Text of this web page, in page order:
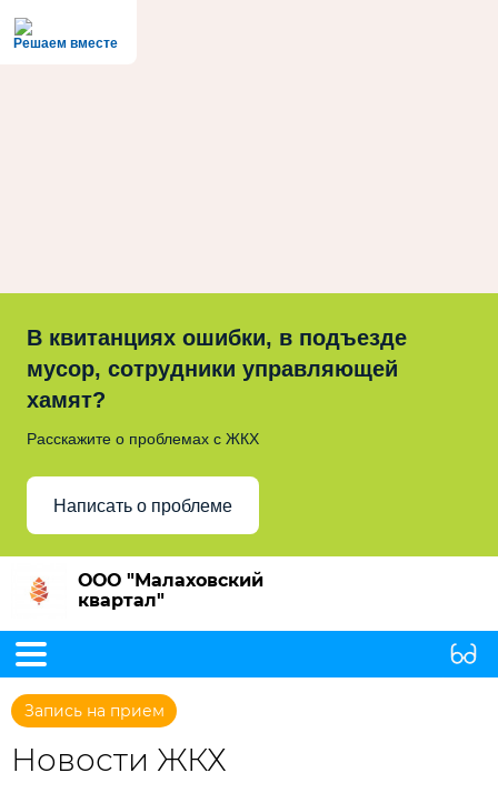
Решаем вместе
В квитанциях ошибки, в подъезде
мусор, сотрудники управляющей
хамят?
Расскажите о проблемах с ЖКХ
Написать о проблеме
ООО "Малаховский
квартал"
Запись на прием
Новости ЖКХ